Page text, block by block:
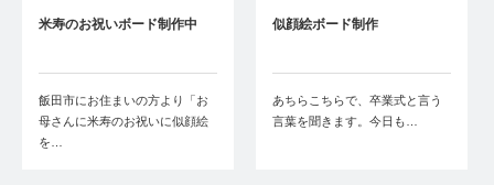
米寿のお祝いボード制作中
飯田市にお住まいの方より「お
母さんに米寿のお祝いに似顔絵
を…
似顔絵ボード制作
あちらこちらで、卒業式と言う
言葉を聞きます。今日も…